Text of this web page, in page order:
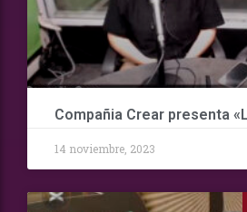
Compañia Crear presenta
14 noviembre, 2023